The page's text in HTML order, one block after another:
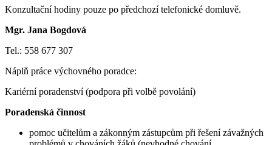
Konzultační hodiny pouze po předchozí telefonické domluvě.
Mgr. Jana Bogdová
Tel.: 558 677 307
Náplň práce výchovného poradce:
Kariérní poradenství (podpora při volbě povolání)
Poradenská činnost
pomoc učitelům a zákonným zástupcům při řešení závažných